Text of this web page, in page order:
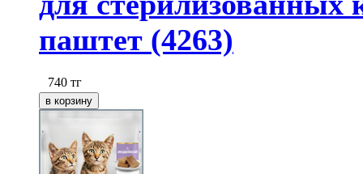
паштет (4263)
740 тг